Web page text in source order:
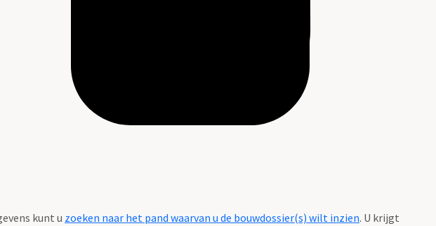
kunt u zoeken naar het pand waarvan u de bouwdossier(s) wilt inzien. U krijgt